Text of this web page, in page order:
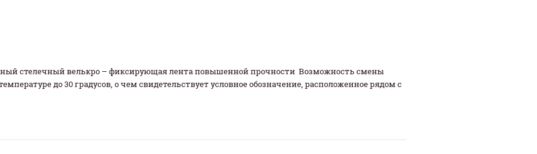
стелечный велькро – фиксирующая лента повышенной прочности Возможность смены
до 30 градусов, о чем свидетельствует условное обозначение, расположенное рядом с